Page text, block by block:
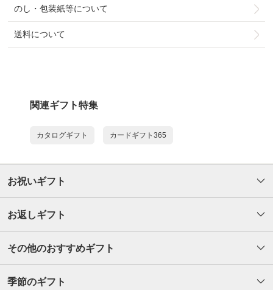
のし・包装紙等について
送料について
関連ギフト特集
カタログギフト カードギフト365
お祝いギフト
お返しギフト
その他のおすすめギフト
季節のギフト